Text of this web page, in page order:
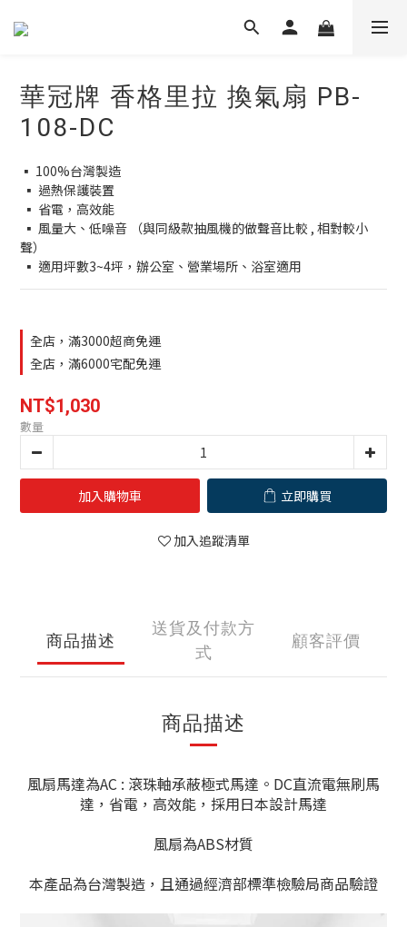
華冠牌 香格里拉 換氣扇 PB-
108-DC
▪ 100%台灣製造
▪ 過熱保護裝置
▪ 省電，高效能
聲）
▪ 適用坪數3~4坪，辦公室、營業場所、浴室適用
全店，滿3000超商免運
全店，滿6000宅配免運
NT$1,030
數量
加入購物車 立即購買
加入追蹤清單
商品描述
送貨及付款方
式
顧客評價
商品描述
風扇馬達為AC : 滾珠軸承蔽極式馬達。DC直流電無刷馬
達，省電，高效能，採用日本設計馬達
風扇為ABS材質
本產品為台灣製造，且通過經濟部標準檢驗局商品驗證